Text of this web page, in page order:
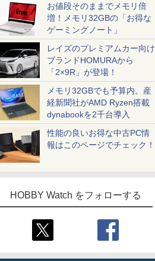
お値段そのままでメモリ倍
増！メモリ32GBの「お得な
ゲーミングノート」
レイズのプレミアムカー向け
ブランドHOMURAから
「2×9R」が登場！
メモリ32GBでも予算内。産
経新聞社がAMD Ryzen搭載
dynabookを2千台導入
性能の良いお得な中古PC情
報はこのページでチェック！
HOBBY Watch をフォローする